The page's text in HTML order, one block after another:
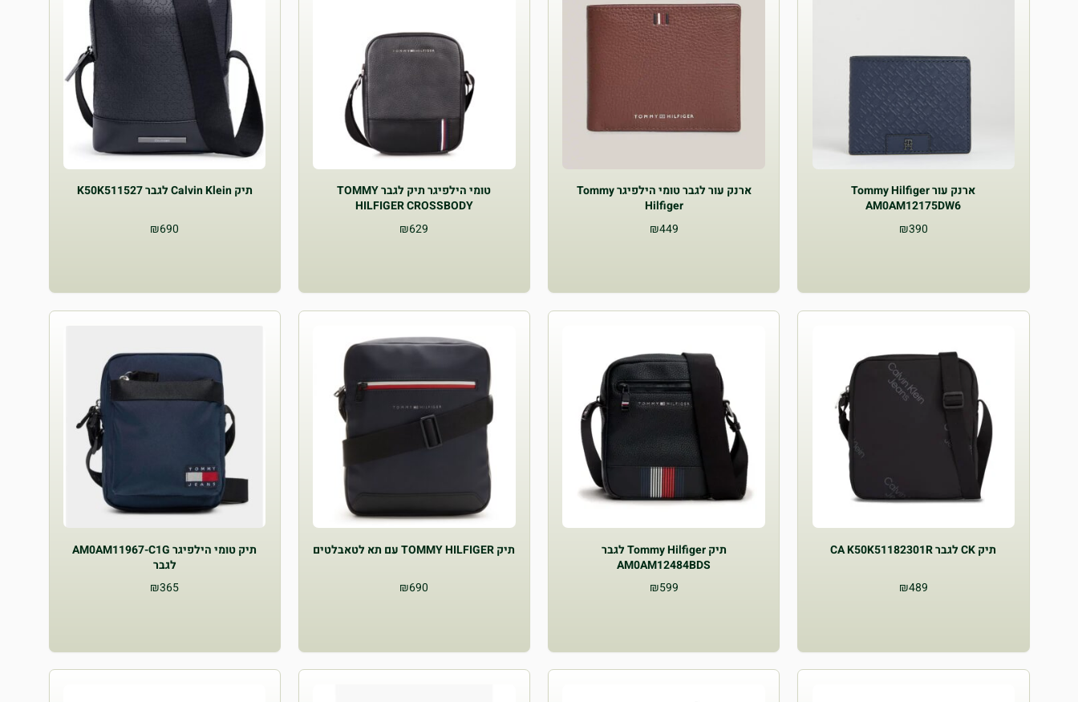
ארנק עור Tommy Hilfiger
AM0AM12175DW6
₪390
ארנק עור לגבר טומי הילפיגר Tommy
Hilfiger
₪449
טומי הילפיגר תיק לגבר TOMMY
HILFIGER CROSSBODY
₪629
תיק Calvin Klein לגבר K50K511527
₪690
תיק CK לגבר CA K50K51182301R
₪489
תיק Tommy Hilfiger לגבר
AM0AM12484BDS
₪599
תיק TOMMY HILFIGER עם תא לטאבלטים
₪690
תיק טומי הילפיגר AM0AM11967-C1G
לגבר
₪365